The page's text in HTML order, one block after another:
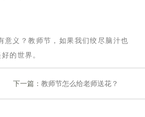
义？教师节，如果我们绞尽脑汁也
的世界。
下一篇：教师节怎么给老师送花？